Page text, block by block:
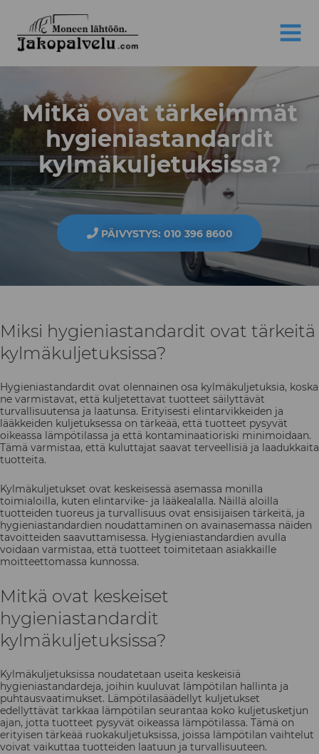
Jakopalvelu
MENU
Mitkä ovat tärkeimmät
hygieniastandardit
kylmäkuljetuksissa?
PÄIVYSTYS: 010 396 8600
Miksi hygieniastandardit ovat tärkeitä
kylmäkuljetuksissa?
Hygieniastandardit ovat olennainen osa kylmäkuljetuksia, koska
ne varmistavat, että kuljetettavat tuotteet säilyttävät
turvallisuutensa ja laatunsa. Erityisesti elintarvikkeiden ja
lääkkeiden kuljetuksessa on tärkeää, että tuotteet pysyvät
oikeassa lämpötilassa ja että kontaminaatioriski minimoidaan.
Tämä varmistaa, että kuluttajat saavat terveellisiä ja laadukkaita
tuotteita.
Kylmäkuljetukset ovat keskeisessä asemassa monilla
toimialoilla, kuten elintarvike- ja lääkealalla. Näillä aloilla
tuotteiden tuoreus ja turvallisuus ovat ensisijaisen tärkeitä, ja
hygieniastandardien noudattaminen on avainasemassa näiden
tavoitteiden saavuttamisessa. Hygieniastandardien avulla
voidaan varmistaa, että tuotteet toimitetaan asiakkaille
moitteettomassa kunnossa.
Mitkä ovat keskeiset
hygieniastandardit
kylmäkuljetuksissa?
Kylmäkuljetuksissa noudatetaan useita keskeisiä
hygieniastandardeja, joihin kuuluvat lämpötilan hallinta ja
puhtausvaatimukset. Lämpötilasäädellyt kuljetukset
edellyttävät tarkkaa lämpötilan seurantaa koko kuljetusketjun
ajan, jotta tuotteet pysyvät oikeassa lämpötilassa. Tämä on
erityisen tärkeää ruokakuljetuksissa, joissa lämpötilan vaihtelut
voivat vaikuttaa tuotteiden laatuun ja turvallisuuteen.